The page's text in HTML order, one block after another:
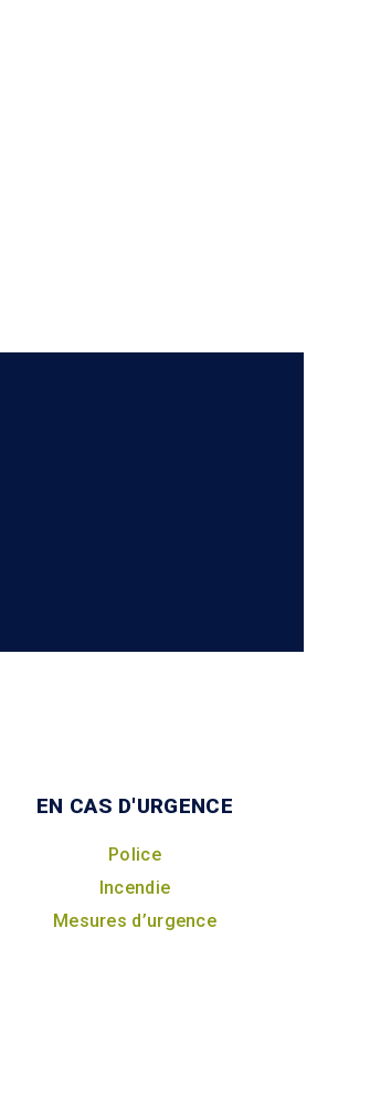
EN CAS D'URGENCE
Police
Incendie
Mesures d’urgence